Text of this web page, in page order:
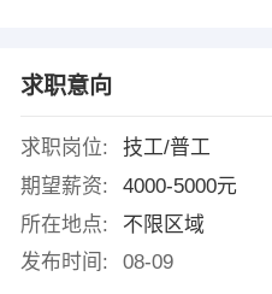
求职意向
求职岗位:
技工/普工
期望薪资:
4000-5000元
所在地点:
不限区域
发布时间:
08-09